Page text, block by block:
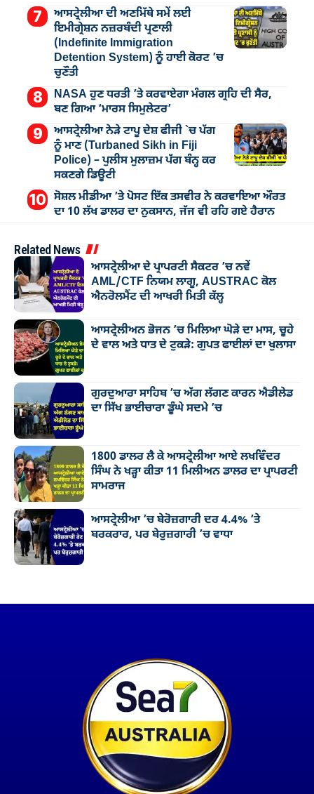
ਆਸਟ੍ਰੇਲੀਆ ਦੀ ਅਣਮਿੱਥੇ ਸਮੇਂ ਲਈ
ਇਮੀਗ੍ਰੇਸ਼ਨ ਨਜ਼ਰਬੰਦੀ ਪ੍ਰਣਾਲੀ
(Indefinite Immigration
Detention System) ਨੂੰ ਹਾਈ ਕੋਰਟ ’ਚ
ਚੁਣੌਤੀ
NASA ਹੁਣ ਧਰਤੀ ’ਤੇ ਕਰਵਾਏਗਾ ਮੰਗਲ ਗ੍ਰਹਿ ਦੀ ਸੈਰ,
ਬਣ ਗਿਆ ‘ਮਾਰਸ ਸਿਮੁਲੇਟਰ’
ਆਸਟ੍ਰੇਲੀਆ ਨੇੜੇ ਟਾਪੂ ਦੇਸ਼ ਫੀਜੀ `ਚ ਪੱਗ
ਨੂੰ ਮਾਣ (Turbaned Sikh in Fiji
Police) – ਪੁਲੀਸ ਮੁਲਾਜ਼ਮ ਪੱਗ ਬੰਨ੍ਹ ਕਰ
ਸਕਣਗੇ ਡਿਊਟੀ
ਸੋਸ਼ਲ ਮੀਡੀਆ ’ਤੇ ਪੋਸਟ ਇੱਕ ਤਸਵੀਰ ਨੇ ਕਰਵਾਇਆ ਔਰਤ
ਦਾ 10 ਲੱਖ ਡਾਲਰ ਦਾ ਨੁਕਸਾਨ, ਜੱਜ ਵੀ ਰਹਿ ਗਏ ਹੈਰਾਨ
Related News
ਆਸਟ੍ਰੇਲੀਆ ਦੇ ਪ੍ਰਾਪਰਟੀ ਸੈਕਟਰ ’ਚ ਨਵੇਂ
AML/CTF ਨਿਯਮ ਲਾਗੂ, AUSTRAC ਕੋਲ
ਐਨਰੋਲਮੈਂਟ ਦੀ ਆਖਰੀ ਮਿਤੀ ਕੱਲ੍ਹ
ਆਸਟ੍ਰੇਲੀਅਨ ਭੋਜਨ ’ਚ ਮਿਲਿਆ ਘੋੜੇ ਦਾ ਮਾਸ, ਚੂਹੇ
ਦੇ ਵਾਲ ਅਤੇ ਧਾਤ ਦੇ ਟੁਕੜੇ: ਗੁਪਤ ਫਾਈਲਾਂ ਦਾ ਖੁਲਾਸਾ
ਗੁਰਦੁਆਰਾ ਸਾਹਿਬ ’ਚ ਅੱਗ ਲੱਗਣ ਕਾਰਨ ਐਡੀਲੇਡ
ਦਾ ਸਿੱਖ ਭਾਈਚਾਰਾ ਡੂੰਘੇ ਸਦਮੇ ’ਚ
1800 ਡਾਲਰ ਲੈ ਕੇ ਆਸਟ੍ਰੇਲੀਆ ਆਏ ਲਖਵਿੰਦਰ
ਸਿੰਘ ਨੇ ਖੜ੍ਹਾ ਕੀਤਾ 11 ਮਿਲੀਅਨ ਡਾਲਰ ਦਾ ਪ੍ਰਾਪਰਟੀ
ਸਾਮਰਾਜ
ਆਸਟ੍ਰੇਲੀਆ ’ਚ ਬੇਰੋਜ਼ਗਾਰੀ ਦਰ 4.4% ’ਤੇ
ਬਰਕਰਾਰ, ਪਰ ਬੇਰੁਜ਼ਗਾਰੀ ’ਚ ਵਾਧਾ